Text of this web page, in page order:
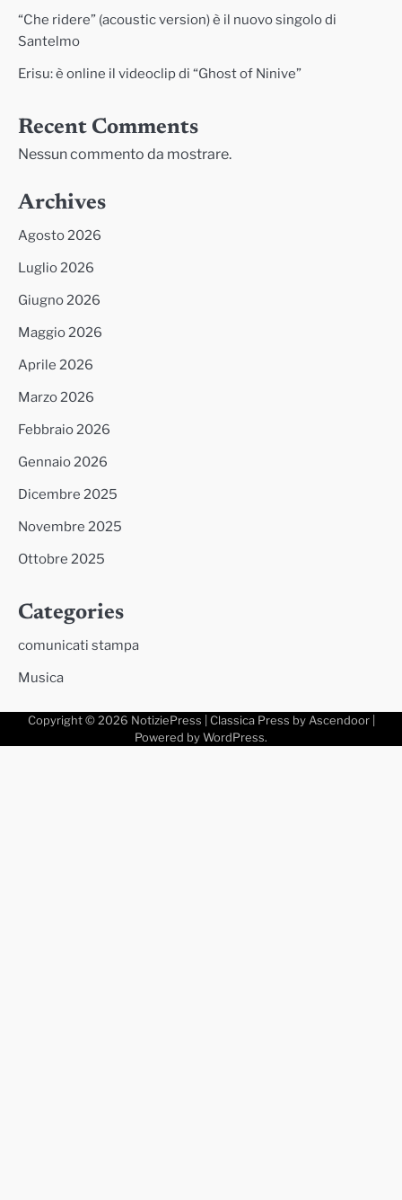
“Che ridere” (acoustic version) è il nuovo singolo di
Santelmo
Erisu: è online il videoclip di “Ghost of Ninive”
Recent Comments
Nessun commento da mostrare.
Archives
Agosto 2026
Luglio 2026
Giugno 2026
Maggio 2026
Aprile 2026
Marzo 2026
Febbraio 2026
Gennaio 2026
Dicembre 2025
Novembre 2025
Ottobre 2025
Categories
comunicati stampa
Musica
Copyright © 2026 NotiziePress | Classica Press by Ascendoor|
Powered by WordPress.